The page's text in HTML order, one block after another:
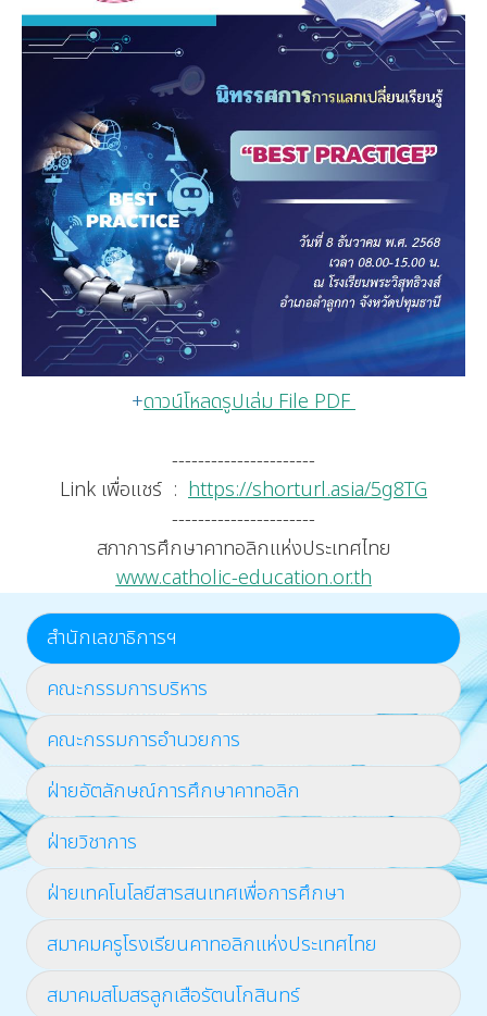
+ดาวน์โหลดรูปเล่ม File PDF
----------------------
Link เพื่อแชร์ : https://shorturl.asia/5g8TG
----------------------
สภาการศึกษาคาทอลิกแห่งประเทศไทย
www.catholic-education.or.th
สำนักเลขาธิการฯ
คณะกรรมการบริหาร
คณะกรรมการอำนวยการ
ฝ่ายอัตลักษณ์การศึกษาคาทอลิก
ฝ่ายวิชาการ
ฝ่ายเทคโนโลยีสารสนเทศเพื่อการศึกษา
สมาคมครูโรงเรียนคาทอลิกแห่งประเทศไทย
สมาคมสโมสรลูกเสือรัตนโกสินทร์